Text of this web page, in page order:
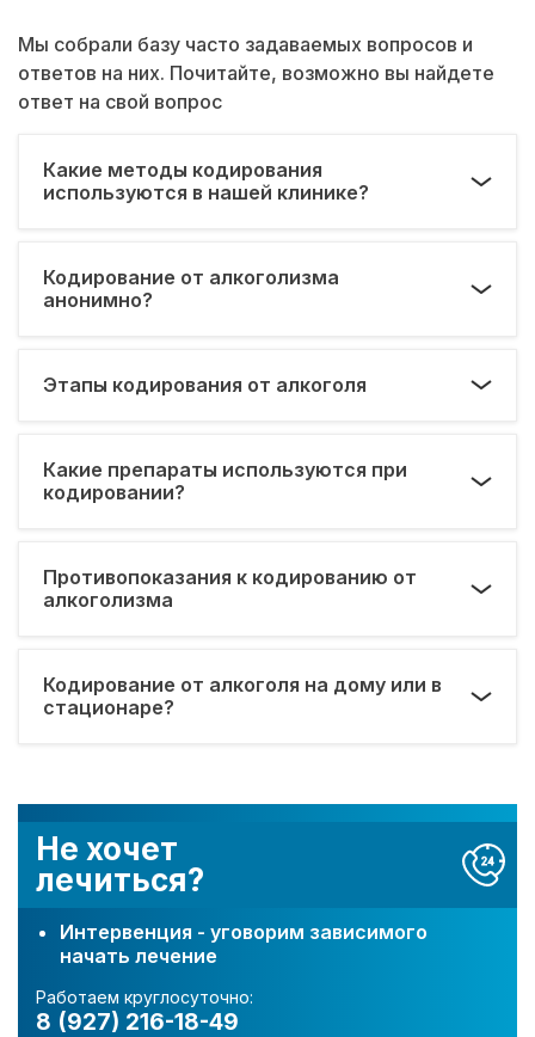
Не хочет
лечиться?
Интервенция - уговорим зависимого
начать лечение
Работаем круглосуточно:
8 (927) 216-18-49
Мы собрали базу часто задаваемых вопросов и
ответов на них. Почитайте, возможно вы найдете
ответ на свой вопрос
Какие методы кодирования
используются в нашей клинике?
Кодирование от алкоголизма
анонимно?
Этапы кодирования от алкоголя
Какие препараты используются при
кодировании?
Противопоказания к кодированию от
алкоголизма
Кодирование от алкоголя на дому или в
стационаре?